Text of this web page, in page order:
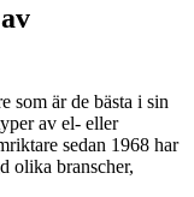
som är de bästa i sin
av el- eller
sedan 1968 har
olika branscher,